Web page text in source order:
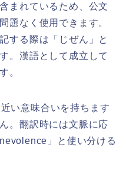
まれているため、公文
題なく使用できます。
する際は「じぜん」と
。漢語として成立して
。
い意味合いを持ちます
。翻訳時には文脈に応
」と使い分ける